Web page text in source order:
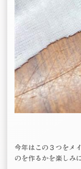
今年はこの３つをメ
のを作るかを楽しみ